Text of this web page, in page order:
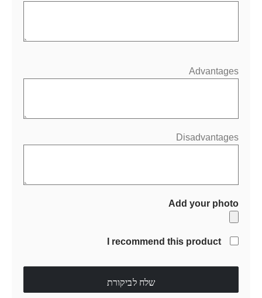
Advantages
Disadvantages
Add your photo
I recommend this product
שלח לביקורת